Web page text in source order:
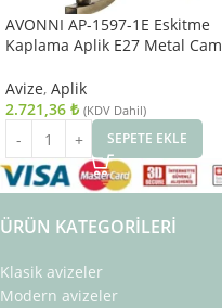
AVONNI AP-1597-1E Eskitme
Kaplama Aplik E27 Metal Cam
Avize, Aplik
2.721,36 ₺ (KDV Dahil)
SEPETE EKLE
ÜRÜN KATEGORILERI
Klasik avizeler
Modern avizeler